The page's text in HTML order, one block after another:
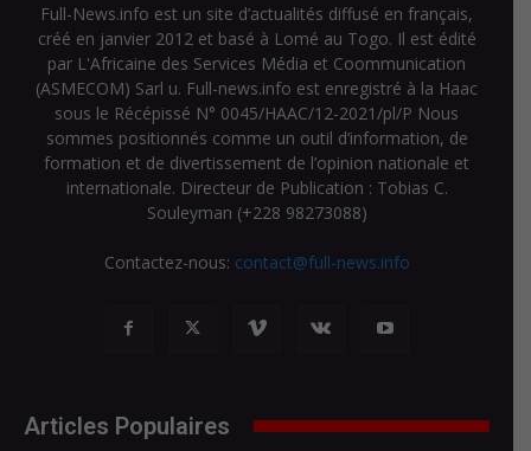
Full-News.info est un site d’actualités diffusé en français,
créé en janvier 2012 et basé à Lomé au Togo. Il est édité
par L'Africaine des Services Média et Coommunication
(ASMECOM) Sarl u. Full-news.info est enregistré à la Haac
sous le Récépissé N° 0045/HAAC/12-2021/pl/P Nous
sommes positionnés comme un outil d’information, de
formation et de divertissement de l’opinion nationale et
internationale. Directeur de Publication : Tobias C.
Souleyman (+228 98273088)
Contactez-nous: contact@full-news.info
Articles Populaires